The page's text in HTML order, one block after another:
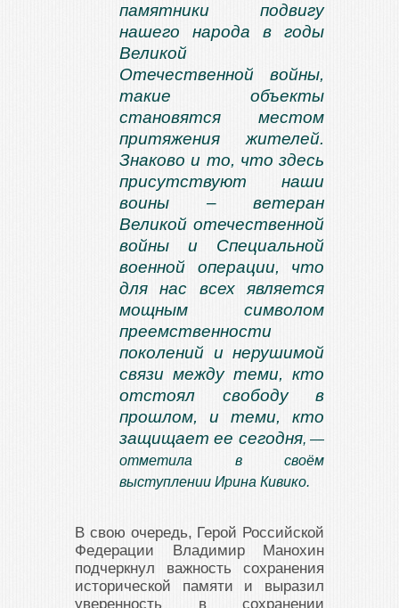
памятники подвигу
нашего народа в годы
Великой
Отечественной войны,
такие объекты
становятся местом
притяжения жителей.
Знаково и то, что здесь
присутствуют наши
воины – ветеран
Великой отечественной
войны и Специальной
военной операции, что
для нас всех является
мощным символом
преемственности
поколений и нерушимой
связи между теми, кто
отстоял свободу в
прошлом, и теми, кто
защищает ее сегодня, —
отметила в своём
выступлении Ирина Кивико.
В свою очередь, Герой Российской
Федерации Владимир Манохин
подчеркнул важность сохранения
исторической памяти и выразил
уверенность в сохранении